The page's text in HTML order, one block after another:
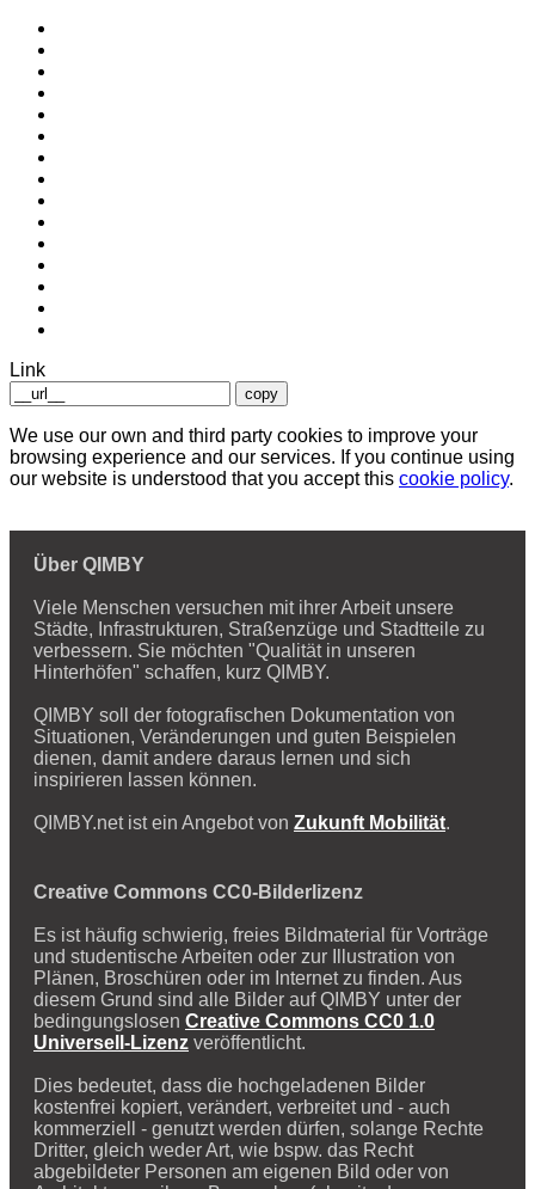
Link
copy
We use our own and third party cookies to improve your
browsing experience and our services. If you continue using
our website is understood that you accept this cookie policy.
Über QIMBY
Viele Menschen versuchen mit ihrer Arbeit unsere
Städte, Infrastrukturen, Straßenzüge und Stadtteile zu
verbessern. Sie möchten "Qualität in unseren
Hinterhöfen" schaffen, kurz QIMBY.
QIMBY soll der fotografischen Dokumentation von
Situationen, Veränderungen und guten Beispielen
dienen, damit andere daraus lernen und sich
inspirieren lassen können.
QIMBY.net ist ein Angebot von Zukunft Mobilität.
Creative Commons CC0-Bilderlizenz
Es ist häufig schwierig, freies Bildmaterial für Vorträge
und studentische Arbeiten oder zur Illustration von
Plänen, Broschüren oder im Internet zu finden. Aus
diesem Grund sind alle Bilder auf QIMBY unter der
bedingungslosen Creative Commons CC0 1.0
Universell-Lizenz veröffentlicht.
Dies bedeutet, dass die hochgeladenen Bilder
kostenfrei kopiert, verändert, verbreitet und - auch
kommerziell - genutzt werden dürfen, solange Rechte
Dritter, gleich weder Art, wie bspw. das Recht
abgebildeter Personen am eigenen Bild oder von